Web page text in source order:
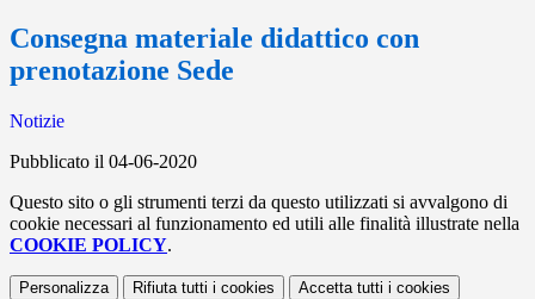
Consegna materiale didattico con
prenotazione Sede
Notizie
Pubblicato il 04-06-2020
Questo sito o gli strumenti terzi da questo utilizzati si avvalgono di
cookie necessari al funzionamento ed utili alle finalità illustrate nella
COOKIE POLICY.
Personalizza Rifiuta tutti i cookies Accetta tutti i cookies